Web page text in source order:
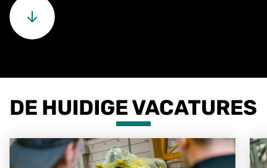
DE HUIDIGE VACATURES